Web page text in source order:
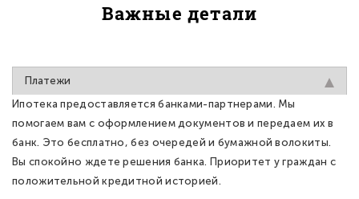
Важные детали
Платежи
Ипотека предоставляется банками-партнерами. Мы
помогаем вам с оформлением документов и передаем их в
банк. Это бесплатно, без очередей и бумажной волокиты.
Вы спокойно ждете решения банка. Приоритет у граждан с
положительной кредитной историей.